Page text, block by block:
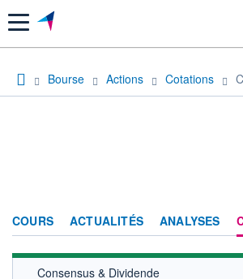
Menu
Bourse Actions Cotations
COURS ACTUALITÉS ANALYSES
Consensus & Dividende